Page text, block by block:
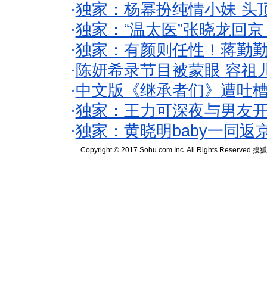
·独家：杨幂扮纯情小妹 头
·独家：“温太医”张晓龙回
·独家：有颜则任性！蒋勤
· 陈妍希录节目被蒙眼 容祖
·中文版《继承者们》遭吐
·独家：王力可深夜与男友
·独家：黄晓明baby一同返
Copyright © 2017 Sohu.com Inc. All Rights Reserved.搜